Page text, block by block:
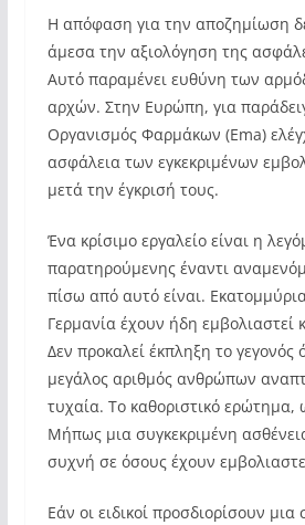
Η απόφαση για την αποζημίωση
άμεσα την αξιολόγηση της
Αυτό παραμένει ευθύνη των
αρχών. Στην Ευρώπη, για
Οργανισμός Φαρμάκων (Ema)
ασφάλεια των εγκεκριμένων
μετά την έγκρισή τους.
Ένα κρίσιμο εργαλείο είναι η
παρατηρούμενης έναντι
πίσω από αυτό είναι.
Γερμανία έχουν ήδη εμβολιαστεί
Δεν προκαλεί έκπληξη το γεγονός
μεγάλος αριθμός ανθρώπων
τυχαία. Το καθοριστικό ερώτημα,
Μήπως μια συγκεκριμένη
συχνή σε όσους έχουν
Εάν οι ειδικοί προσδιορίσουν